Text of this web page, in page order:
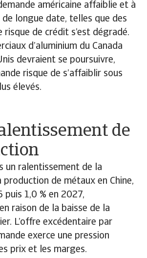
américaine affaiblie et à
longue date, telles que des
risque de crédit s’est dégradé.
d’aluminium du Canada
devraient se poursuivre,
risque de s’affaiblir sous
élevés.
de
un ralentissement de la
production de métaux en Chine,
puis 1,0 % en 2027,
raison de la baisse de la
L’offre excédentaire par
exerce une pression
prix et les marges.